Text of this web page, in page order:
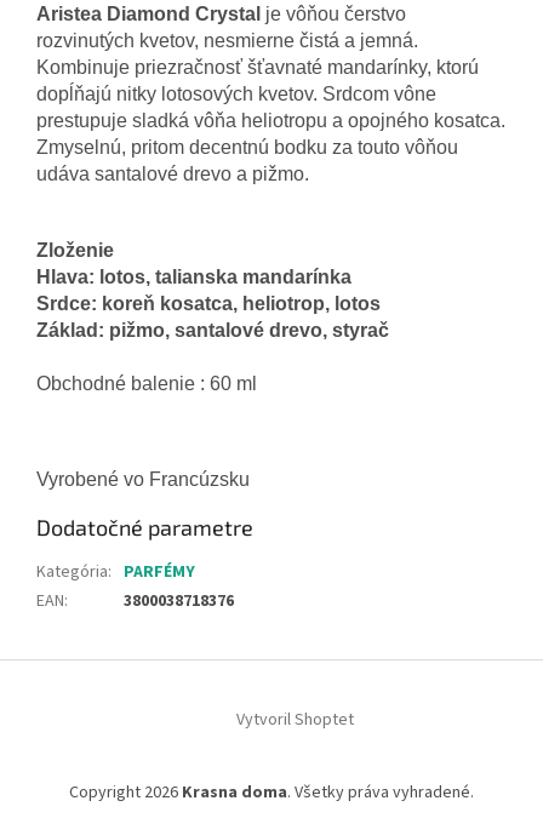
Aristea Diamond Crystal je vôňou čerstvo
rozvinutých kvetov, nesmierne čistá a jemná.
Kombinuje priezračnosť šťavnaté mandarínky, ktorú
dopĺňajú nitky lotosových kvetov. Srdcom vône
prestupuje sladká vôňa heliotropu a opojného kosatca.
Zmyselnú, pritom decentnú bodku za touto vôňou
udáva santalové drevo a pižmo.
Zloženie
Hlava: lotos, talianska mandarínka
Srdce: koreň kosatca, heliotrop, lotos
Základ : pižmo, santalové drevo, styrač
Obchodné balenie : 60 ml
Vyrobené vo Francúzsku
Dodatočné parametre
Kategória: PARFÉMY
EAN: 3800038718376
Vytvoril Shoptet
Copyright 2026 Krasna doma. Všetky práva vyhradené.